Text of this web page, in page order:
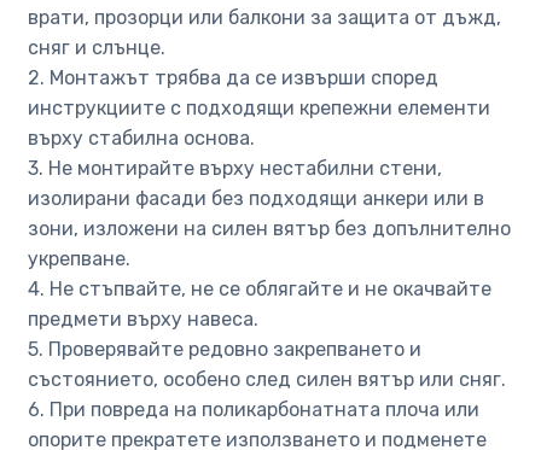
врати, прозорци или балкони за защита от дъжд,
сняг и слънце.
2. Монтажът трябва да се извърши според
инструкциите с подходящи крепежни елементи
върху стабилна основа.
3. Не монтирайте върху нестабилни стени,
изолирани фасади без подходящи анкери или в
зони, изложени на силен вятър без допълнително
укрепване.
4. Не стъпвайте, не се облягайте и не окачвайте
предмети върху навеса.
5. Проверявайте редовно закрепването и
състоянието, особено след силен вятър или сняг.
6. При повреда на поликарбонатната плоча или
опорите прекратете използването и подменете